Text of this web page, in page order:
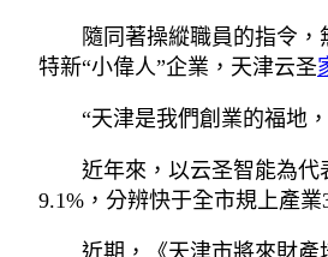
隨同著操縱職員的指令
特新“小偉人”企業，天津云圣
“天津是我們創業的福地
近年來，以云圣智能為代
9.1%，分辨快于全市規上產業